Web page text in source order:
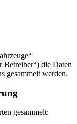
Betreiber“) die Daten
gesammelt werden.
gesammelt: